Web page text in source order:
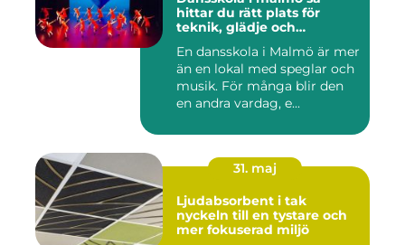
hittar du rätt plats för
teknik, glädje och
En dansskola i Malmö är mer
än en lokal med speglar och
musik. För många blir den
en andra vardag, e...
31. maj
Ljudabsorbent i tak
nyckeln till en tystare och
mer fokuserad miljö